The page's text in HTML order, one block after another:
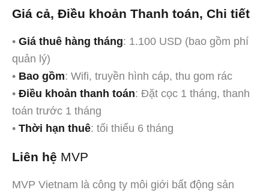
Giá cả, Điều khoản Thanh toán, Chi tiết
• Giá thuê hàng tháng: 1.100 USD (bao gồm phí
quản lý)
• Bao gồm: Wifi, truyền hình cáp, thu gom rác
• Điều khoản thanh toán: Đặt cọc 1 tháng, thanh
toán trước 1 tháng
• Thời hạn thuê: tối thiểu 6 tháng
Liên hệ MVP
MVP Vietnam là công ty môi giới bất động sản